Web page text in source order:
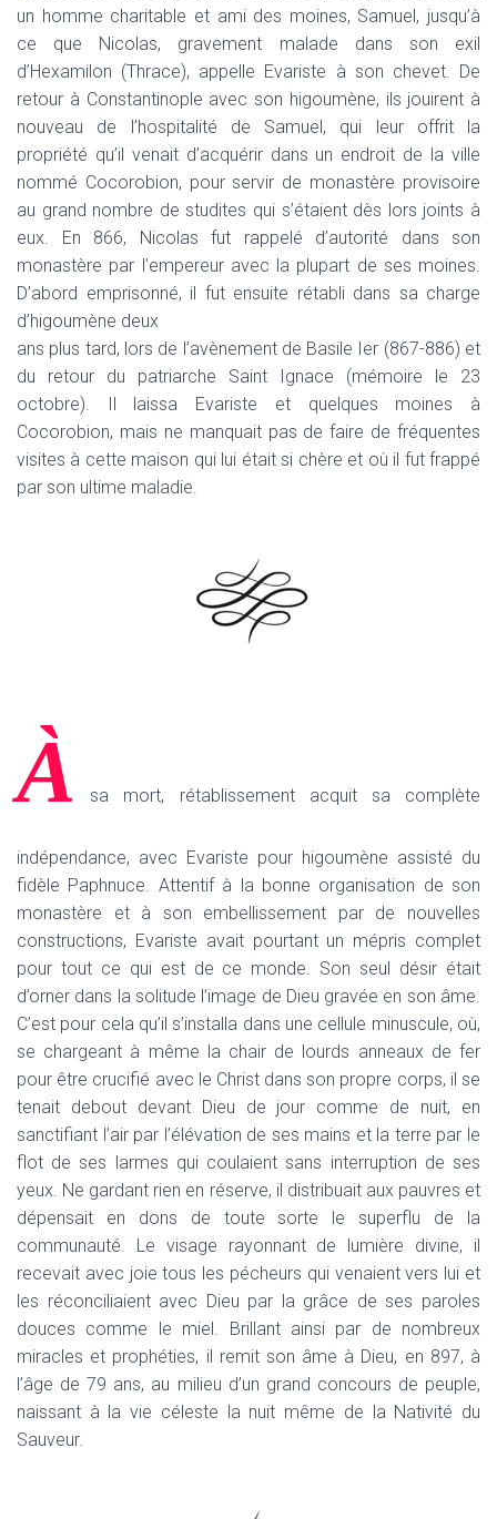
un homme charitable et ami des moines, Samuel, jusqu’à
ce que Nicolas, gravement malade dans son exil
d’Hexamilon (Thrace), appelle Evariste à son chevet. De
retour à Constantinople avec son higoumène, ils jouirent à
nouveau de l’hospitalité de Samuel, qui leur offrit la
propriété qu’il venait d’acquérir dans un endroit de la ville
nommé Cocorobion, pour servir de monastère provisoire
au grand nombre de studites qui s’étaient dès lors joints à
eux. En 866, Nicolas fut rappelé d’autorité dans son
monastère par l’empereur avec la plupart de ses moines.
D’abord emprisonné, il fut ensuite rétabli dans sa charge
d’higoumène deux
ans plus tard, lors de l’avènement de Basile Ier (867-886) et
du retour du patriarche Saint Ignace (mémoire le 23
octobre). Il laissa Evariste et quelques moines à
Cocorobion, mais ne manquait pas de faire de fréquentes
visites à cette maison qui lui était si chère et où il fut frappé
par son ultime maladie.
À sa mort, rétablissement acquit sa complète
indépendance, avec Evariste pour higoumène assisté du
fidèle Paphnuce. Attentif à la bonne organisation de son
monastère et à son embellissement par de nouvelles
constructions, Evariste avait pourtant un mépris complet
pour tout ce qui est de ce monde. Son seul désir était
d’orner dans la solitude l’image de Dieu gravée en son âme.
C’est pour cela qu’il s’installa dans une cellule minuscule, où,
se chargeant à même la chair de lourds anneaux de fer
pour être crucifié avec le Christ dans son propre corps, il se
tenait debout devant Dieu de jour comme de nuit, en
sanctifiant l’air par l’élévation de ses mains et la terre par le
flot de ses larmes qui coulaient sans interruption de ses
yeux. Ne gardant rien en réserve, il distribuait aux pauvres et
dépensait en dons de toute sorte le superflu de la
communauté. Le visage rayonnant de lumière divine, il
recevait avec joie tous les pécheurs qui venaient vers lui et
les réconciliaient avec Dieu par la grâce de ses paroles
douces comme le miel. Brillant ainsi par de nombreux
miracles et prophéties, il remit son âme à Dieu, en 897, à
l’âge de 79 ans, au milieu d’un grand concours de peuple,
naissant à la vie céleste la nuit même de la Nativité du
Sauveur.